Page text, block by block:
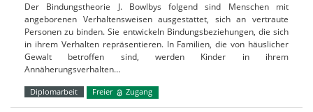
Der Bindungstheorie J. Bowlbys folgend sind Menschen mit
angeborenen Verhaltensweisen ausgestattet, sich an vertraute
Personen zu binden. Sie entwickeln Bindungsbeziehungen, die sich
in ihrem Verhalten repräsentieren. In Familien, die von häuslicher
Gewalt betroffen sind, werden Kinder in ihrem
Annäherungsverhalten…
Diplomarbeit Freier Zugang